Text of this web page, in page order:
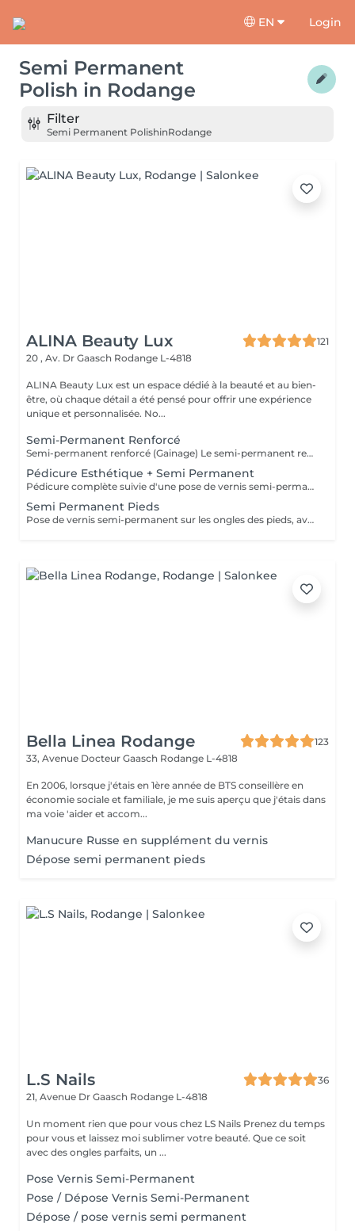
EN Login
Semi Permanent
Polish in Rodange
Filter
Semi Permanent PolishinRodange
ALINA Beauty Lux
121
20 , Av. Dr Gaasch Rodange L-4818
ALINA Beauty Lux est un espace dédié à la beauté et au bien-
être, où chaque détail a été pensé pour offrir une expérience
unique et personnalisée. No...
Semi-Permanent Renforcé
Semi-permanent renforcé (Gainage) Le semi-permanent renforcé, également appelé gainage, est idéal pour les ongles naturels courts à mi-longs. Cette technique permet de renforcer l'ongle naturel grâce à une base solide tout en conservant un aspect fin, élégant et naturel. Cette prestation est particulièrement recommandée pour les clientes ayant des ongles fragiles, cassants ou souhaitant une meilleure tenue qu'un semi-permanent classique. Chez ALINA BEAUTY LUX, nous accordons une attention particulière à la qualité, à la sécurité et à la durabilité de nos prestations. Nos produits sont fabriqués spécialement pour notre salon selon nos propres critères de sélection et ne sont pas des produits achetés directement dans des magasins de revente classiques. Chaque formule est choisie avec soin afin d'assurer une excellente adhérence, une tenue optimale et le respect de l'ongle naturel. Nos produits sont conformes à la réglementation européenne en vigueur et formulés sans TPO, conformément aux normes européennes actuellement appliquées. Les décorations et options ne sont pas incluses dans le prix de base : French Baby-boomer Nail art Strass Paillettes Effets spéciaux Décorations personnalisées Tous les suppléments seront facturés séparément selon la prestation réalisée. Nous privilégions la qualité du travail, l'hygiène, la sécurité et le respect de l'ongle naturel afin d'offrir à chaque cliente une prestation haut de gamme, durable et réalisée avec le plus grand soin.
Pédicure Esthétique + Semi Permanent
Pédicure complète suivie d'une pose de vernis semi-permanent. Combine soin, beauté et durabilité pour des pieds nets et élégants. Tenue moyenne : jusqu'à 6 semaines. Suppléments : French, décorations, effets spéciaux.
Semi Permanent Pieds
Pose de vernis semi-permanent sur les ongles des pieds, avec préparation complète de la plaque et travail précis des cuticules à la ponceuse, comme dans la technique de la manucure russe. Le vernis est appliqué avec exactitude pour un résultat net, brillant et durable jusqu'à 6 semaines. Suppléments : French, babyboomer, décorations ou effets spéciaux à ajouter lors de la réservation ou directement au salon.
Bella Linea Rodange
123
33, Avenue Docteur Gaasch Rodange L-4818
En 2006, lorsque j'étais en 1ère année de BTS conseillère en
économie sociale et familiale, je me suis aperçu que j'étais dans
ma voie 'aider et accom...
Manucure Russe en supplément du vernis
Dépose semi permanent pieds
L.S Nails
36
21, Avenue Dr Gaasch Rodange L-4818
Un moment rien que pour vous chez LS Nails Prenez du temps
pour vous et laissez moi sublimer votre beauté. Que ce soit
avec des ongles parfaits, un ...
Pose Vernis Semi-Permanent
Pose / Dépose Vernis Semi-Permanent
Dépose / pose vernis semi permanent